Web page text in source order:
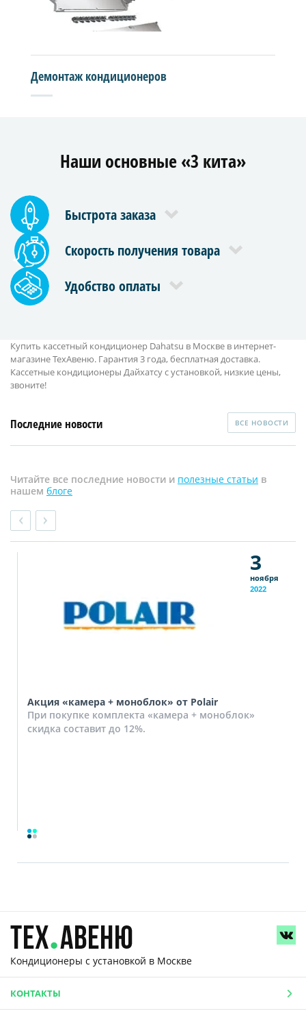
Демонтаж кондиционеров
Наши основные «3 кита»
Быстрота заказа
Скорость получения товара
Удобство оплаты
Купить кассетный кондиционер Dahatsu в Москве в интернет-
магазине ТехАвеню. Гарантия 3 года, бесплатная доставка.
Кассетные кондиционеры Дайхатсу с установкой, низкие цены,
звоните!
Последние новости ВСЕ НОВОСТИ
Читайте все последние новости и полезные статьи в
нашем блоге
3
ноября
2022
Акция «камера + моноблок» от Polair
При покупке комплекта «камера + моноблок»
скидка составит до 12%.
Кондиционеры с установкой в Москве
КОНТАКТЫ